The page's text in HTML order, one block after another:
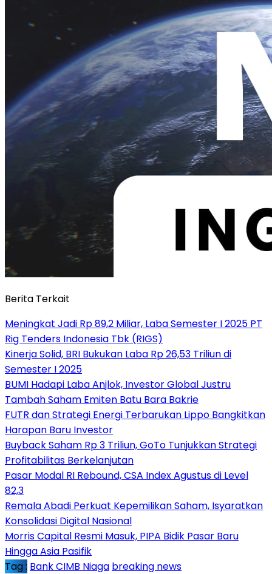
Berita Terkait
Meningkat Jadi Rp 89,2 Miliar, Laba Semester I 2025 PT
Rig Tenders Indonesia Tbk (RIGS)
Kinerja Solid, BRI Bukukan Laba Rp 26,53 Triliun di
Semester I 2025
BUMI Hadapi Laba Anjlok, Investor Global Justru
Tambah Saham Emiten Batu Bara Bakrie
FUTR dan Strategi Energi Terbarukan Lippo Bangkitkan
Harapan Baru Investor
Buyback Saham Rp 3 Triliun, GoTo Tunjukkan Strategi
Profitabilitas Berkelanjutan
Pasar Modal RI Rebound, CSA Index Agustus di Level
82,3
Remala Abadi Perkuat Kepemilikan Saham, Isyaratkan
Konsolidasi Digital Nasional
Morris Capital Resmi Masuk, PIPA Bidik Pasar Baru
Hingga Asia Pasifik
Tag : Bank CIMB Niaga breaking news